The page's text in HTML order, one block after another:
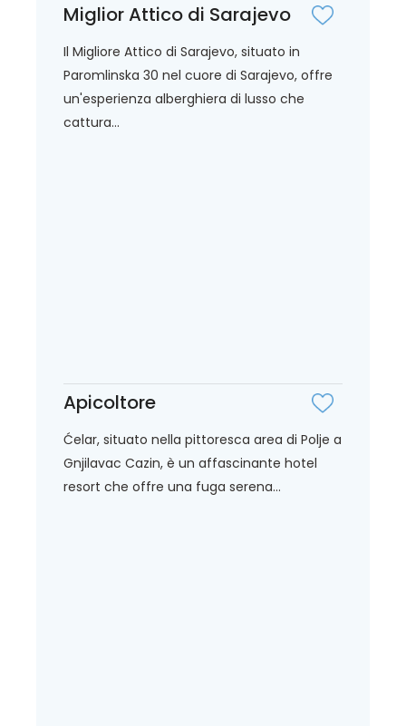
Miglior Attico di Sarajevo
Il Migliore Attico di Sarajevo, situato in
Paromlinska 30 nel cuore di Sarajevo, offre
un'esperienza alberghiera di lusso che
cattura...
Apicoltore
Ćelar, situato nella pittoresca area di Polje a
Gnjilavac Cazin, è un affascinante hotel
resort che offre una fuga serena...